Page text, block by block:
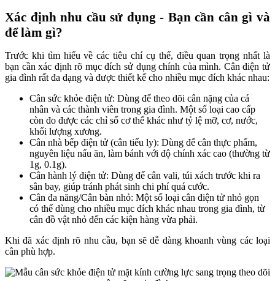
Xác định nhu cầu sử dụng - Bạn cần cân gì và
để làm gì?
Trước khi tìm hiểu về các tiêu chí cụ thể, điều quan trọng nhất là
bạn cần xác định rõ mục đích sử dụng chính của mình. Cân điện tử
gia đình rất đa dạng và được thiết kế cho nhiều mục đích khác nhau:
Cân sức khỏe điện tử: Dùng để theo dõi cân nặng của cá
nhân và các thành viên trong gia đình. Một số loại cao cấp
còn đo được các chỉ số cơ thể khác như tỷ lệ mỡ, cơ, nước,
khối lượng xương.
Cân nhà bếp điện tử (cân tiểu ly): Dùng để cân thực phẩm,
nguyên liệu nấu ăn, làm bánh với độ chính xác cao (thường từ
1g, 0.1g).
Cân hành lý điện tử: Dùng để cân vali, túi xách trước khi ra
sân bay, giúp tránh phát sinh chi phí quá cước.
Cân đa năng/Cân bàn nhỏ: Một số loại cân điện tử nhỏ gọn
có thể dùng cho nhiều mục đích khác nhau trong gia đình, từ
cân đồ vật nhỏ đến các kiện hàng vừa phải.
Khi đã xác định rõ nhu cầu, bạn sẽ dễ dàng khoanh vùng các loại
cân phù hợp.